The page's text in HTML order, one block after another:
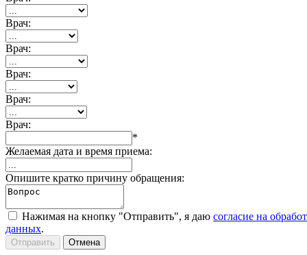
Врач:
Врач:
Врач:
Врач:
Врач:
*
Желаемая дата и время приема:
Опишите кратко причину обращения:
Нажимая на кнопку "Отправить", я даю согласие на
данных.